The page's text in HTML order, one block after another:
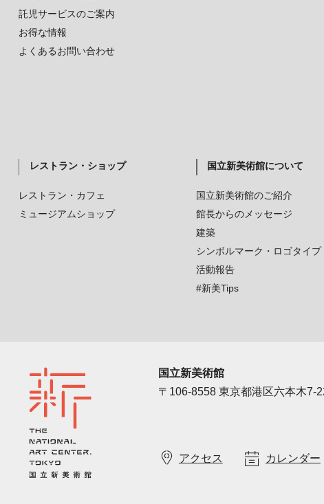
託児サービスのご案内
お得な情報
よくあるお問い合わせ
レストラン・ショップ
レストラン・カフェ
ミュージアムショップ
国立新美術館について
国立新美術館のご紹介
館長からのメッセージ
建築
シンボルマーク・ロゴタイプ
活動報告
#新美Tips
国立新美術館
〒106-8558 東京都港区六本木7-
アクセス カレンダー